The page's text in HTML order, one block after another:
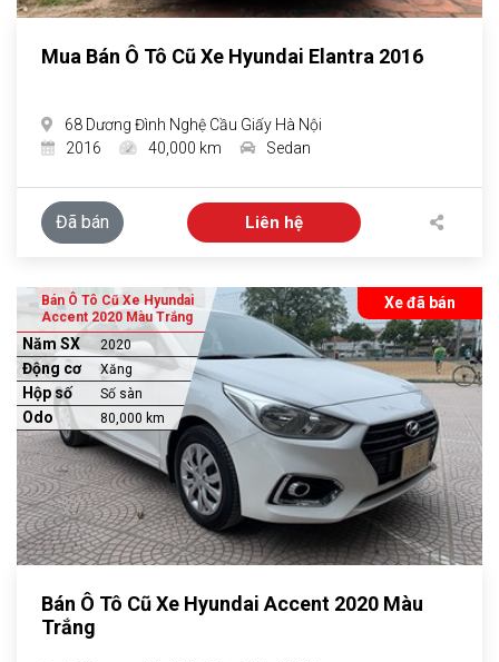
Mua Bán Ô Tô Cũ Xe Hyundai Elantra 2016
68 Dương Đình Nghệ Cầu Giấy Hà Nội
2016
40,000 km Sedan
Đã bán Liên hệ
Xe đã bán
Bán Ô Tô Cũ Xe Hyundai
Accent 2020 Màu Trắng
Năm SX 2020
Động cơ Xăng
Hộp số Số sàn
Odo 80,000 km
Bán Ô Tô Cũ Xe Hyundai Accent 2020 Màu
Trắng